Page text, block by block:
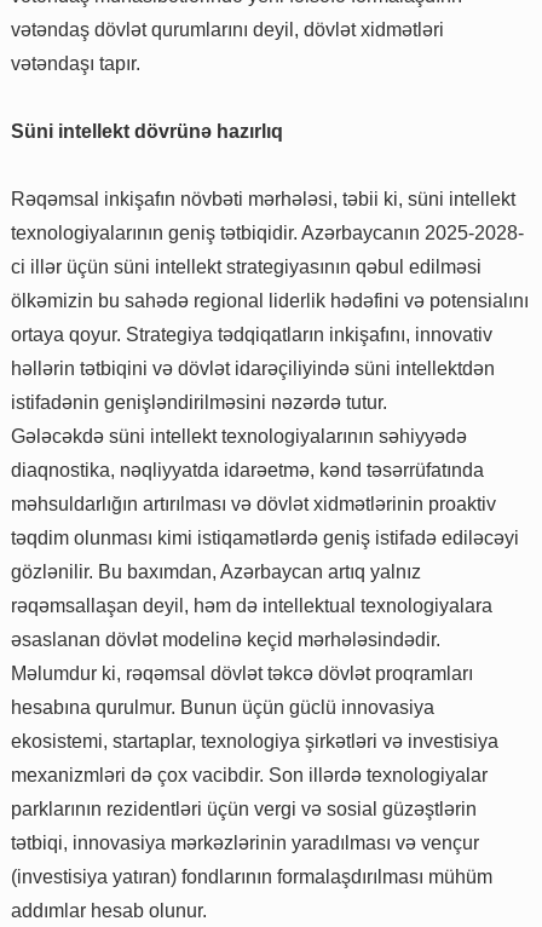
vətəndaş dövlət qurumlarını deyil, dövlət xidmətləri
vətəndaşı tapır.
Süni intellekt dövrünə hazırlıq
Rəqəmsal inkişafın növbəti mərhələsi, təbii ki, süni intellekt
texnologiyalarının geniş tətbiqidir. Azərbaycanın 2025-2028-
ci illər üçün süni intellekt strategiyasının qəbul edilməsi
ölkəmizin bu sahədə regional liderlik hədəfini və potensialını
ortaya qoyur. Strategiya tədqiqatların inkişafını, innovativ
həllərin tətbiqini və dövlət idarəçiliyində süni intellektdən
istifadənin genişləndirilməsini nəzərdə tutur.
Gələcəkdə süni intellekt texnologiyalarının səhiyyədə
diaqnostika, nəqliyyatda idarəetmə, kənd təsərrüfatında
məhsuldarlığın artırılması və dövlət xidmətlərinin proaktiv
təqdim olunması kimi istiqamətlərdə geniş istifadə ediləcəyi
gözlənilir. Bu baxımdan, Azərbaycan artıq yalnız
rəqəmsallaşan deyil, həm də intellektual texnologiyalara
əsaslanan dövlət modelinə keçid mərhələsindədir.
Məlumdur ki, rəqəmsal dövlət təkcə dövlət proqramları
hesabına qurulmur. Bunun üçün güclü innovasiya
ekosistemi, startaplar, texnologiya şirkətləri və investisiya
mexanizmləri də çox vacibdir. Son illərdə texnologiyalar
parklarının rezidentləri üçün vergi və sosial güzəştlərin
tətbiqi, innovasiya mərkəzlərinin yaradılması və vençur
(investisiya yatıran) fondlarının formalaşdırılması mühüm
addımlar hesab olunur.